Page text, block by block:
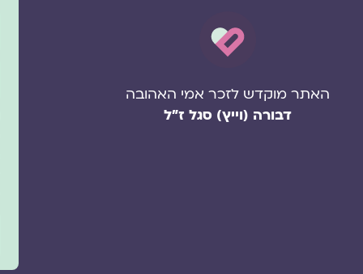
האתר מוקדש לזכר אמי האהובה
דבורה (וייץ) סגל ז"ל